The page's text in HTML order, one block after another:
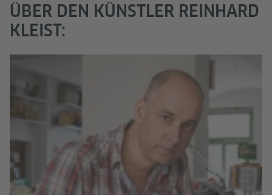
ÜBER DEN KÜNSTLER REINHARD
KLEIST: